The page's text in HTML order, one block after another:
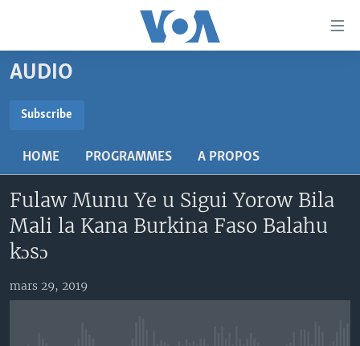
Menu
principal
navigation
principale
Retour
la
recherche
MALI KURA
RADIO
AN BA FO!
FARAFINA FOLI
SUIVEZ-NOUS
AUDIO
Subscribe
HOME PROGRAMMES A PROPOS
Fulaw Munu Ye u Sigui Yorow Bila
Mali la Kana Burkina Faso Balahu
kɔsɔ
mars 29, 2019